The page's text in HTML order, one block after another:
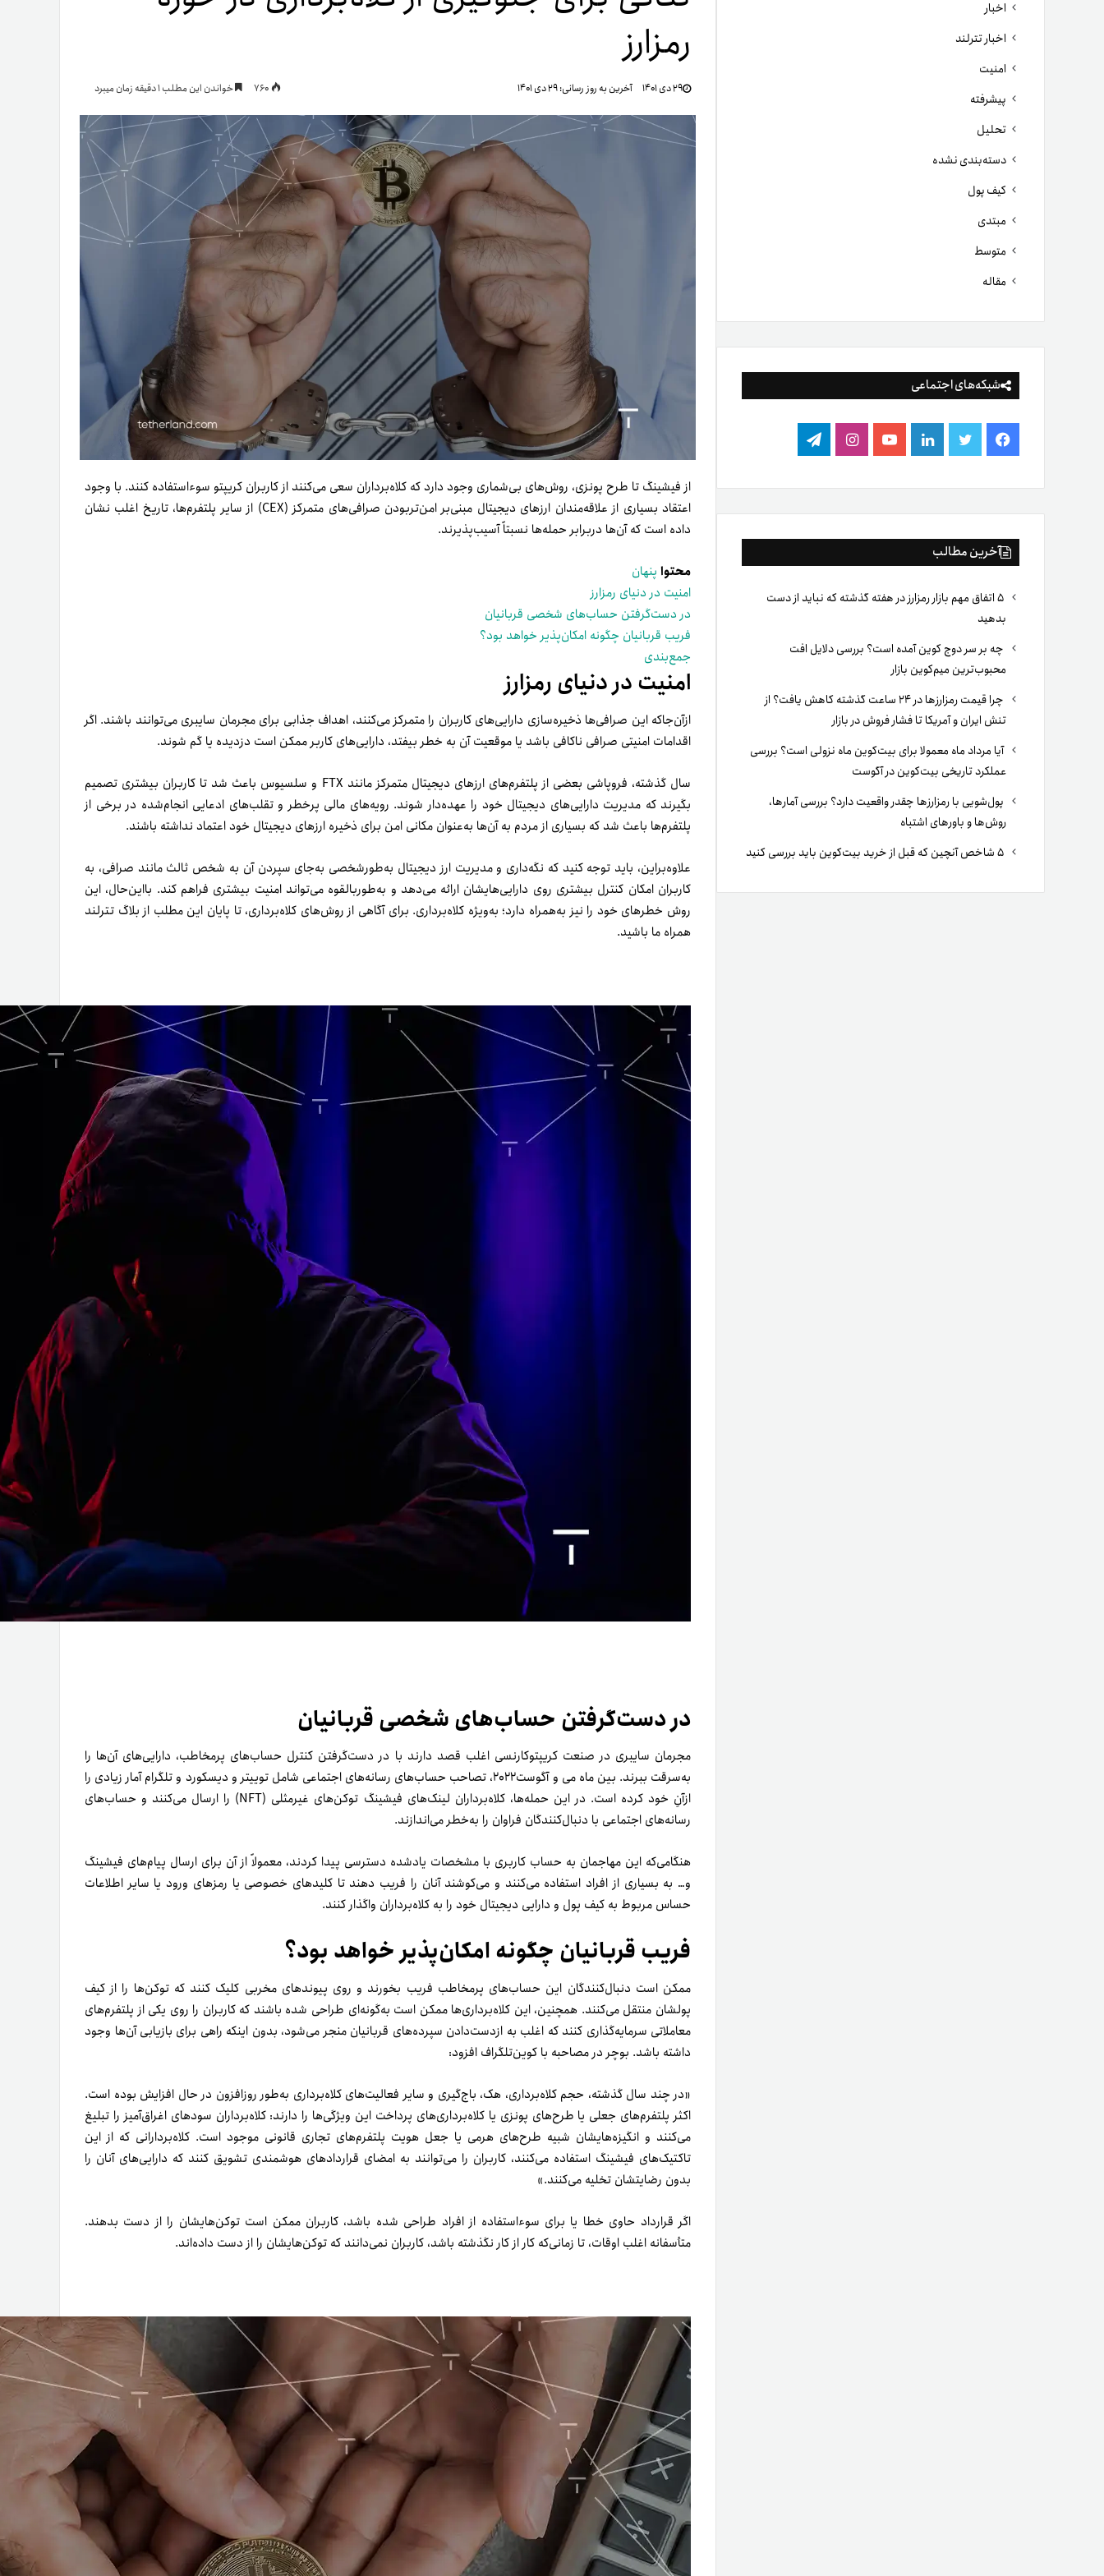
اخبار
اخبار تترلند
امنیت
پیشرفته
تحلیل
دسته‌بندی نشده
کیف پول
مبتدی
متوسط
مقاله
شبکه‌های اجتماعی
فیس
بوک
توییتر لینکدینیوتیوباینستاگرام
تلگرام
آخرین مطالب
۵ اتفاق مهم بازار رمزارز در هفته گذشته که نباید از دست
بدهید
چه بر سر دوج کوین آمده است؟ بررسی دلایل افت
محبوب‌ترین میم‌کوین بازار
چرا قیمت رمزارزها در ۲۴ ساعت گذشته کاهش یافت؟ از
تنش ایران و آمریکا تا فشار فروش در بازار
آیا مرداد ماه معمولا برای بیت‌کوین ماه نزولی است؟ بررسی
عملکرد تاریخی بیت‌کوین در آگوست
پول‌شویی با رمزارزها چقدر واقعیت دارد؟ بررسی آمارها،
روش‌ها و باورهای اشتباه
رمزارز
۲۹ دی ۱۴۰۱ آخرین به روز رسانی:۲۹ دی ۱۴۰۱ خواندن این مطلب 1 دقیقه زمان میبرد
از فیشینگ تا طرح پونزی، روش‌های بی‌شماری وجود دارد که کلاه‌برداران سعی می‌کنند از کاربران کریپتو سوءاستفاده کنند. با وجود
اعتقاد بسیاری از علاقه‌مندان ارزهای دیجیتال مبنی‌بر امن‌تربودن صرافی‌های متمرکز (CEX) از سایر پلتفرم‌ها، تاریخ اغلب نشان
داده است که آن‌ها دربرابر حمله‌ها نسبتاً آسیب‌پذیرند.
محتوا پنهان
امنیت در دنیای رمزارز
در دست‌گرفتن حساب‌های شخصی قربانیان
فریب قربانیان چگونه امکان‌پذیر خواهد بود؟
جمع‌بندی
امنیت در دنیای رمزارز
ازآن‌جا‌که این صرافی‌ها ذخیره‌سازی دارایی‌های کاربران را متمرکز می‌کنند، اهداف جذابی برای مجرمان سایبری می‌توانند باشند. اگر
اقدامات امنیتی صرافی ناکافی باشد یا موقعیت آن به خطر بیفتد، دارایی‌های کاربر ممکن است دزدیده یا گم شوند.
سال گذشته، فروپاشی بعضی از پلتفرم‌های ارزهای دیجیتال متمرکز مانند FTX و سلسیوس باعث شد تا کاربران بیشتری تصمیم
بگیرند که مدیریت دارایی‌های دیجیتال خود را عهده‌دار شوند. رویه‌های مالی پرخطر و تقلب‌های ادعایی انجام‌شده در برخی از
پلتفرم‌ها باعث شد که بسیاری از مردم به آن‌ها به‌عنوان مکانی امن برای ذخیره ارزهای دیجیتال خود اعتماد نداشته باشند.
علاوه‌براین، باید توجه کنید که نگه‌داری و مدیریت ارز دیجیتال به‌طورشخصی به‌جای سپردن آن به شخص ثالث مانند صرافی، به
کاربران امکان کنترل بیشتری روی دارایی‌هایشان ارائه می‌دهد و به‌طور‌بالقوه می‌تواند امنیت بیشتری فراهم کند. با‌این‌حال، این
روش خطرهای خود را نیز به‌همراه دارد؛ به‌ویژه کلاه‌برداری. برای آگاهی از روش‌های کلاه‌برداری، تا پایان این مطلب از بلاگ تترلند
همراه ما باشید.
در دست‌گرفتن حساب‌های شخصی قربانیان
مجرمان سایبری در صنعت کریپتوکارنسی اغلب قصد دارند با در‌ دست‌گرفتن کنترل حساب‌های پرمخاطب، دارایی‌های آن‌ها را
به‌سرقت ببرند. بین ماه می و آگوست۲۰۲۲، تصاحب حساب‌های رسانه‌های اجتماعی شامل توییتر و دیسکورد و تلگرام آمار زیادی را
ازآنِ خود کرده است. در این حمله‌ها، کلاه‌برداران لینک‌های فیشینگ توکن‌های غیر‌مثلی (NFT) را ارسال می‌کنند و حساب‌های
رسانه‌های اجتماعی با دنبال‌کنندگان فراوان را به‌خطر می‌اندازند.
هنگامی‌که این مهاجمان به حساب کاربری با مشخصات یادشده دسترسی پیدا کردند، معمولاً از آن برای ارسال پیام‌های فیشینگ
و… به بسیاری از افراد استفاده می‌کنند و می‌کوشند آنان را فریب دهند تا کلیدهای خصوصی یا رمزهای ورود یا سایر اطلاعات
حساس مربوط به کیف پول و دارایی دیجیتال خود را به کلاه‌برداران واگذار کنند.
فریب قربانیان چگونه امکان‌پذیر خواهد بود؟
ممکن است دنبال‌کنندگان این حساب‌های پرمخاطب فریب بخورند و روی پیوندهای مخربی کلیک کنند که توکن‌ها را از کیف
پولشان منتقل می‌کنند. همچنین، این کلاه‌برداری‌ها ممکن است به‌گونه‌ای طراحی شده باشند که کاربران را روی یکی از پلتفرم‌های
معاملاتی سرمایه‌گذاری کنند که اغلب به از‌دست‌دادن سپرده‌های قربانیان منجر می‌شود، بدون اینکه راهی برای بازیابی آن‌ها وجود
داشته باشد. بوچر در مصاحبه با کوین‌تلگراف افزود:
«در چند سال گذشته، حجم کلاه‌برداری، هک، باج‌گیری و سایر فعالیت‌های کلاه‌برداری به‌طور روزافزون در حال افزایش بوده است.
اکثر پلتفرم‌های جعلی یا طرح‌های پونزی یا کلاه‌برداری‌های پرداخت این ویژگی‌ها را دارند: کلاه‌برداران سودهای اغراق‌آمیز را تبلیغ
می‌کنند و انگیزه‌هایشان شبیه طرح‌های هرمی‌ یا جعل هویت پلتفرم‌های تجاری قانونی موجود است. کلاه‌بردارانی که از این
تاکتیک‌های فیشینگ استفاده می‌کنند، کاربران را می‌توانند به امضای قراردادهای هوشمندی تشویق کنند که دارایی‌های آنان را
بدون رضایتشان تخلیه می‌کنند.»
اگر قرارداد حاوی خطا یا برای سوء‌استفاده از افراد طراحی شده باشد، کاربران ممکن است توکن‌هایشان را از دست بدهند.
متأسفانه اغلب اوقات، تا زمانی‌که کار از کار نگذشته باشد، کاربران نمی‌دانند که توکن‌هایشان را از دست داده‌اند.